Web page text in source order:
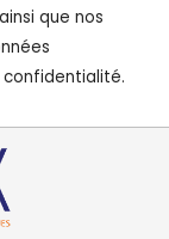
que nos
.